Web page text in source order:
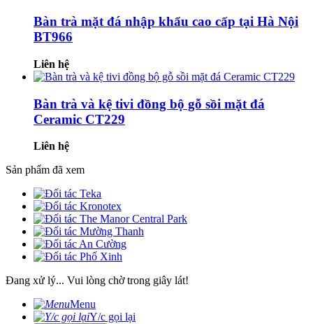
Bàn trà mặt đá nhập khẩu cao cấp tại Hà Nội
BT966
Liên hệ
Bàn trà và kệ tivi đồng bộ gỗ sồi mặt đá
Ceramic CT229
Liên hệ
Sản phẩm đã xem
Đang xử lý... Vui lòng chờ trong giây lát!
Menu
Y/c gọi lại